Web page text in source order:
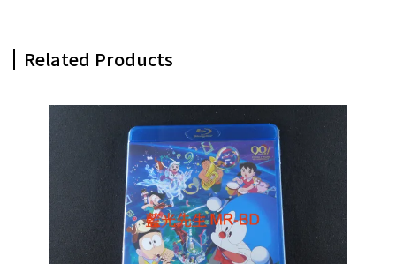
Related Products